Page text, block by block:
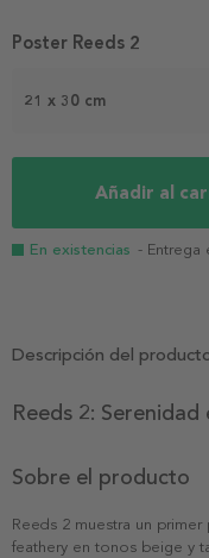
21 x 30 cm
Añadir al
En existencias - Entrega
Poster Reeds 2
Descripción del
Reeds 2:
Sobre el producto
Reeds 2 muestra un
feathery en tonos beige y